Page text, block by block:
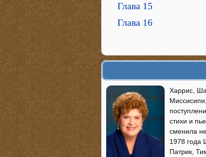
Глава 15
Глава 16
Харрис,
стихи и
сменила
1978 года
Патрик,